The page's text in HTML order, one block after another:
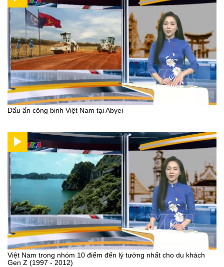
Dấu ấn công binh Việt Nam tại Abyei
Việt Nam trong nhóm 10 điểm đến lý tưởng nhất cho du khách
Gen Z (1997 - 2012)